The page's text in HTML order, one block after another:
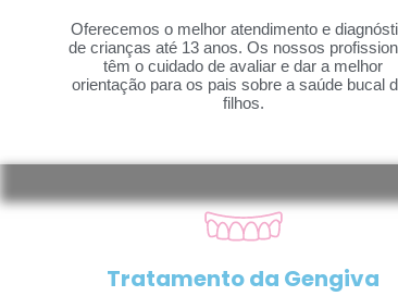
Oferecemos o melhor atendimento e
de crianças até 13 anos. Os nossos
têm o cuidado de avaliar e dar a melhor
orientação para os pais sobre a saúde bucal
filhos.
Tratamento da Gengiva